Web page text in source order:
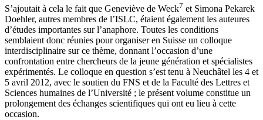
S’ajoutait à cela le fait que Geneviève de Weck7 et Simona Pekarek
Doehler, autres membres de l’ISLC, étaient également les auteures
d’études importantes sur l’anaphore. Toutes les conditions
semblaient donc réunies pour organiser en Suisse un colloque
interdisciplinaire sur ce thème, donnant l’occasion d’une
confrontation entre chercheurs de la jeune génération et spécialistes
expérimentés. Le colloque en question s’est tenu à Neuchâtel les 4 et
5 avril 2012, avec le soutien du FNS et de la Faculté des Lettres et
Sciences humaines de l’Université ; le présent volume constitue un
prolongement des échanges scientifiques qui ont eu lieu à cette
occasion.